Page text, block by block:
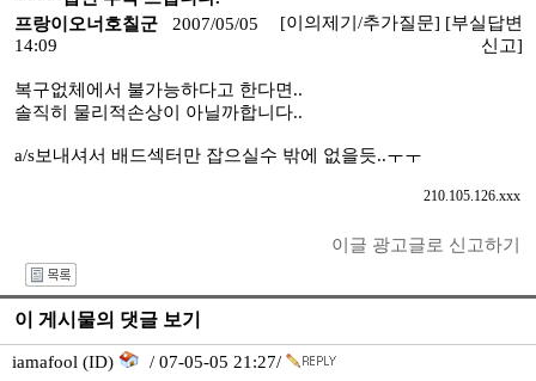
프랑이오너호칠군
2007/05/05
14:09
[이의제기/추가질문] [부실답변
신고]
복구없체에서 불가능하다고 한다면..
솔직히 물리적손상이 아닐까합니다..
a/s보내셔서 배드섹터만 잡으실수 밖에 없을듯..ㅜㅜ
210.105.126.xxx
이글 광고글로 신고하기
이 게시물의 댓글 보기
iamafool (ID)
/ 07-05-05 21:27/